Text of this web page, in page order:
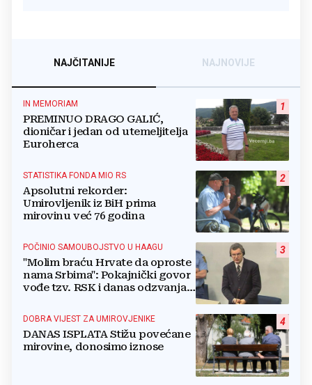
NAJČITANIJE NAJNOVIJE
1
IN MEMORIAM
PREMINUO DRAGO GALIĆ,
dioničar i jedan od utemeljitelja
Euroherca
2
STATISTIKA FONDA MIO RS
Apsolutni rekorder:
Umirovljenik iz BiH prima
mirovinu već 76 godina
3
POČINIO SAMOUBOJSTVO U HAAGU
"Molim braću Hrvate da oproste
nama Srbima": Pokajnički govor
vođe tzv. RSK i danas odzvanja
4
DOBRA VIJEST ZA UMIROVJENIKE
DANAS ISPLATA Stižu povećane
mirovine, donosimo iznose